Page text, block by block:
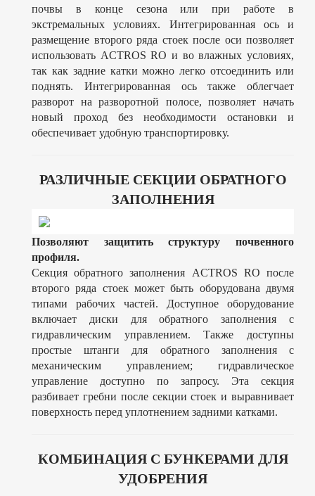
почвы в конце сезона или при работе в
экстремальных условиях. Интегрированная ось и
размещение второго ряда стоек после оси позволяет
использовать ACTROS RO и во влажных условиях,
так как задние катки можно легко отсоединить или
поднять. Интегрированная ось также облегчает
разворот на разворотной полосе, позволяет начать
новый проход без необходимости остановки и
обеспечивает удобную транспортировку.
РАЗЛИЧНЫЕ СЕКЦИИ ОБРАТНОГО
ЗАПОЛНЕНИЯ
Позволяют защитить структуру почвенного
профиля.
Секция обратного заполнения ACTROS RO после
второго ряда стоек может быть оборудована двумя
типами рабочих частей. Доступное оборудование
включает диски для обратного заполнения с
гидравлическим управлением. Также доступны
простые штанги для обратного заполнения с
механическим управлением; гидравлическое
управление доступно по запросу. Эта секция
разбивает гребни после секции стоек и выравнивает
поверхность перед уплотнением задними катками.
КОМБИНАЦИЯ С БУНКЕРАМИ ДЛЯ
УДОБРЕНИЯ